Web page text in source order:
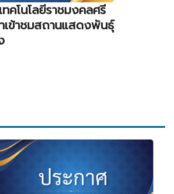
คโนโลยีราชมงคลศรี
เข้าชมสถานแสดงพันธุ์